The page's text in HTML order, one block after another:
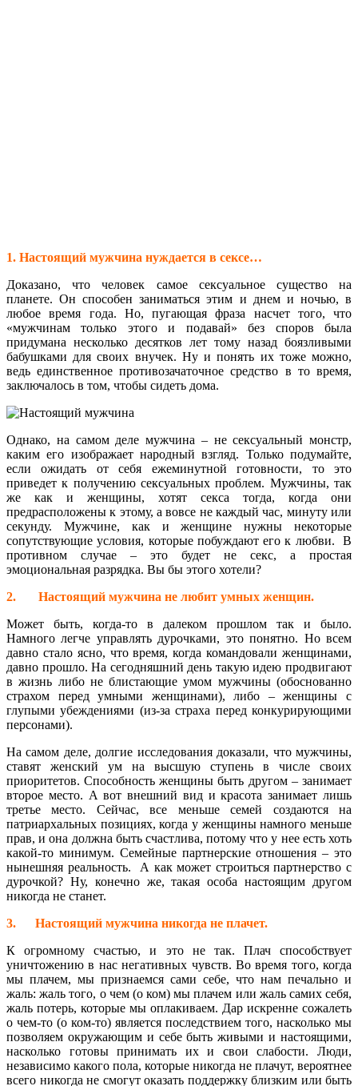
1. Настоящий мужчина нуждается в сексе…
Доказано, что человек самое сексуальное существо на
планете. Он способен заниматься этим и днем и ночью, в
любое время года. Но, пугающая фраза насчет того, что
«мужчинам только этого и подавай» без споров была
придумана несколько десятков лет тому назад боязливыми
бабушками для своих внучек. Ну и понять их тоже можно,
ведь единственное противозачаточное средство в то время,
заключалось в том, чтобы сидеть дома.
Однако, на самом деле мужчина – не сексуальный монстр,
каким его изображает народный взгляд. Только подумайте,
если ожидать от себя ежеминутной готовности, то это
приведет к получению сексуальных проблем. Мужчины, так
же как и женщины, хотят секса тогда, когда они
предрасположены к этому, а вовсе не каждый час, минуту или
секунду. Мужчине, как и женщине нужны некоторые
сопутствующие условия, которые побуждают его к любви. В
противном случае – это будет не секс, а простая
эмоциональная разрядка. Вы бы этого хотели?
2. Настоящий мужчина не любит умных женщин.
Может быть, когда-то в далеком прошлом так и было.
Намного легче управлять дурочками, это понятно. Но всем
давно стало ясно, что время, когда командовали женщинами,
давно прошло. На сегодняшний день такую идею продвигают
в жизнь либо не блистающие умом мужчины (обоснованно
страхом перед умными женщинами), либо – женщины с
глупыми убеждениями (из-за страха перед конкурирующими
персонами).
На самом деле, долгие исследования доказали, что мужчины,
ставят женский ум на высшую ступень в числе своих
приоритетов. Способность женщины быть другом – занимает
второе место. А вот внешний вид и красота занимает лишь
третье место. Сейчас, все меньше семей создаются на
патриархальных позициях, когда у женщины намного меньше
прав, и она должна быть счастлива, потому что у нее есть хоть
какой-то минимум. Семейные партнерские отношения – это
нынешняя реальность. А как может строиться партнерство с
дурочкой? Ну, конечно же, такая особа настоящим другом
никогда не станет.
3. Настоящий мужчина никогда не плачет.
К огромному счастью, и это не так. Плач способствует
уничтожению в нас негативных чувств. Во время того, когда
мы плачем, мы признаемся сами себе, что нам печально и
жаль: жаль того, о чем (о ком) мы плачем или жаль самих себя,
жаль потерь, которые мы оплакиваем. Дар искренне сожалеть
о чем-то (о ком-то) является последствием того, насколько мы
позволяем окружающим и себе быть живыми и настоящими,
насколько готовы принимать их и свои слабости. Люди,
независимо какого пола, которые никогда не плачут, вероятнее
всего никогда не смогут оказать поддержку близким или быть